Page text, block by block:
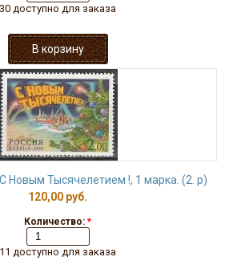
30 доступно для заказа
Новым Тысячелетием !, 1 марка. (2. р)
120,00 руб.
Количество: *
11 доступно для заказа